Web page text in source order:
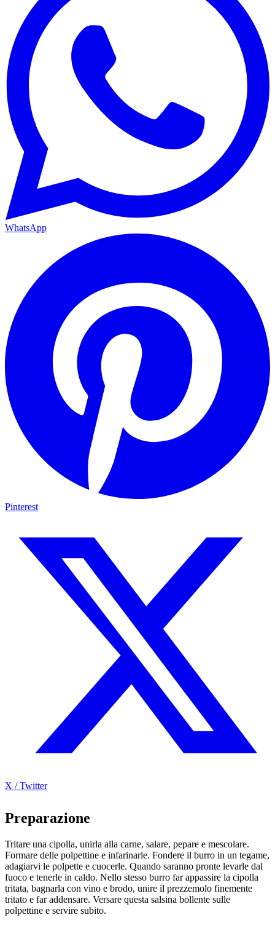
WhatsApp
Pinterest
X / Twitter
Preparazione
Tritare una cipolla, unirla alla carne, salare, pepare e mescolare.
Formare delle polpettine e infarinarle. Fondere il burro in un tegame,
adagiarvi le polpette e cuocerle. Quando saranno pronte levarle dal
fuoco e tenerle in caldo. Nello stesso burro far appassire la cipolla
tritata, bagnarla con vino e brodo, unire il prezzemolo finemente
tritato e far addensare. Versare questa salsina bollente sulle
polpettine e servire subito.